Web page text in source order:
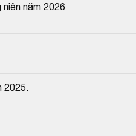
năm 2026